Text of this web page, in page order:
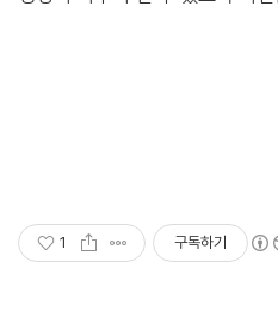
1 구독하기